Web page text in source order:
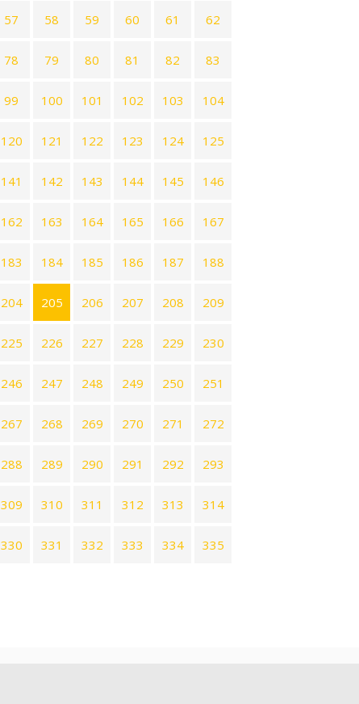
57 58 59 60 61 62
78 79 80 81 82 83
99 100 101 102 103 104
120 121 122 123 124 125
141 142 143 144 145 146
162 163 164 165 166 167
183 184 185 186 187 188
204 205 206 207 208 209
225 226 227 228 229 230
246 247 248 249 250 251
267 268 269 270 271 272
288 289 290 291 292 293
309 310 311 312 313 314
330 331 332 333 334 335